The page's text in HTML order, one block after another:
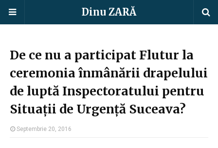
Dinu ZARĂ
De ce nu a participat Flutur la
ceremonia înmânării drapelului
de luptă Inspectoratului pentru
Situații de Urgență Suceava?
Septembrie 20, 2016